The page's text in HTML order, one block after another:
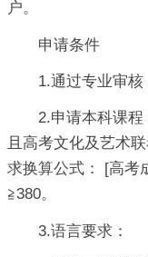
户。
申请条件
1.通过专业审核
2.申请本科课
且高考文化及艺术
求换算公式： [高考
≧380。
3.语言要求：